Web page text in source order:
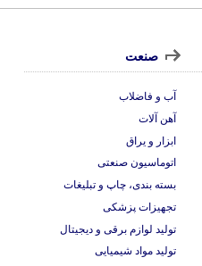
صنعت
آب و فاضلاب
آهن آلات
ابزار و یراق
اتوماسیون صنعتی
بسته بندی، چاپ و تبلیغات
تجهیزات پزشکی
تولید لوازم برقی و دیجیتال
تولید مواد شیمیایی